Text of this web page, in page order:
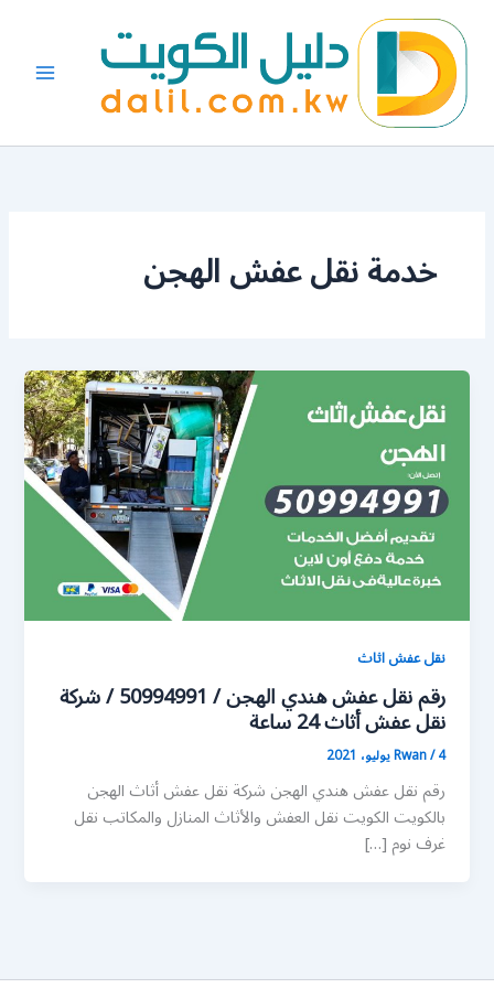
المحتوى
خدمة نقل عفش الهجن
نقل عفش اثاث
رقم نقل عفش هندي الهجن / 50994991 / شركة
نقل عفش أثاث 24 ساعة
Rwan/4 يوليو، 2021
رقم نقل عفش هندي الهجن شركة نقل عفش أثاث الهجن
بالكويت الكويت نقل العفش والأثاث المنازل والمكاتب نقل
غرف نوم […]